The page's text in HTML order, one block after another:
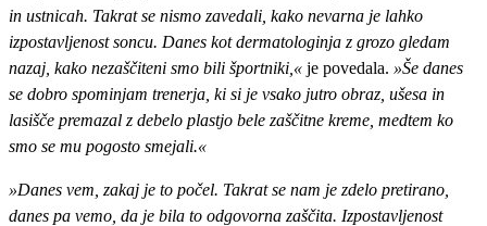
in ustnicah. Takrat se nismo zavedali, kako nevarna je lahko
izpostavljenost soncu. Danes kot dermatologinja z grozo gledam
nazaj, kako nezaščiteni smo bili športniki,« je povedala. »Še danes
se dobro spominjam trenerja, ki si je vsako jutro obraz, ušesa in
lasišče premazal z debelo plastjo bele zaščitne kreme, medtem ko
smo se mu pogosto smejali.«
»Danes vem, zakaj je to počel. Takrat se nam je zdelo pretirano,
danes pa vemo, da je bila to odgovorna zaščita. Izpostavljenost